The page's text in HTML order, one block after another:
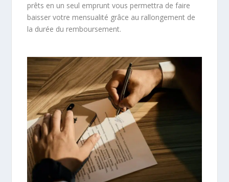
prêts en un seul emprunt vous permettra de faire
baisser votre mensualité grâce au rallongement de
la durée du remboursement.